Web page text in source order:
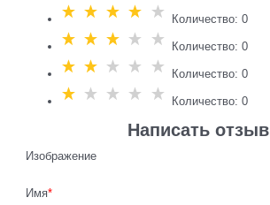
Количество: 0
Количество: 0
Количество: 0
Количество: 0
Написать отзыв
Изображение
Имя